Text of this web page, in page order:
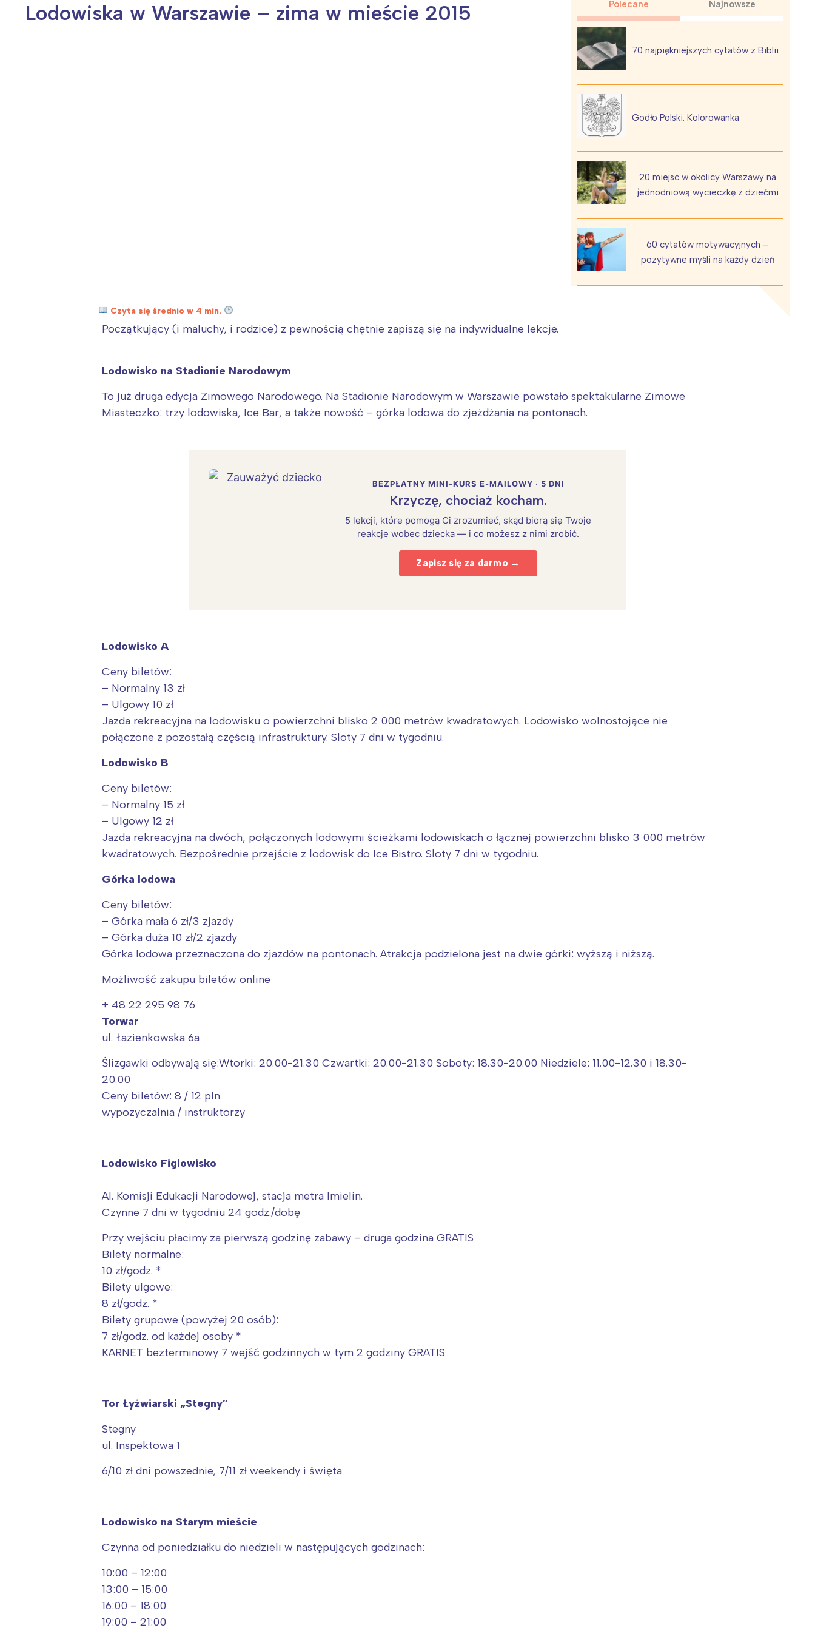
Lodowiska w Warszawie – zima w mieście 2015 Polecane Najnowsze
70 najpiękniejszych cytatów z Biblii
Godło Polski. Kolorowanka
20 miejsc w okolicy Warszawy na
jednodniową wycieczkę z dziećmi
60 cytatów motywacyjnych –
pozytywne myśli na każdy dzień
Czyta się średnio w 4 min.
Początkujący (i maluchy, i rodzice) z pewnością chętnie zapiszą się na indywidualne lekcje.
Lodowisko na Stadionie Narodowym
To już druga edycja Zimowego Narodowego. Na Stadionie Narodowym w Warszawie powstało spektakularne Zimowe
Miasteczko: trzy lodowiska, Ice Bar, a także nowość – górka lodowa do zjeżdżania na pontonach.
BEZPŁATNY MINI-KURS E-MAILOWY · 5 DNI
Krzyczę, chociaż kocham.
5 lekcji, które pomogą Ci zrozumieć, skąd biorą się Twoje
reakcje wobec dziecka — i co możesz z nimi zrobić.
Zapisz się za darmo →
Lodowisko A
Ceny biletów:
– Normalny 13 zł
– Ulgowy 10 zł
Jazda rekreacyjna na lodowisku o powierzchni blisko 2 000 metrów kwadratowych. Lodowisko wolnostojące nie
połączone z pozostałą częścią infrastruktury. Sloty 7 dni w tygodniu.
Lodowisko B
Ceny biletów:
– Normalny 15 zł
– Ulgowy 12 zł
Jazda rekreacyjna na dwóch, połączonych lodowymi ścieżkami lodowiskach o łącznej powierzchni blisko 3 000 metrów
kwadratowych. Bezpośrednie przejście z lodowisk do Ice Bistro. Sloty 7 dni w tygodniu.
Górka lodowa
Ceny biletów:
– Górka mała 6 zł/3 zjazdy
– Górka duża 10 zł/2 zjazdy
Górka lodowa przeznaczona do zjazdów na pontonach. Atrakcja podzielona jest na dwie górki: wyższą i niższą.
Możliwość zakupu biletów online
+ 48 22 295 98 76
Torwar
ul. Łazienkowska 6a
Ślizgawki odbywają się:Wtorki: 20.00-21.30 Czwartki: 20.00-21.30 Soboty: 18.30-20.00 Niedziele: 11.00-12.30 i 18.30-
20.00
Ceny biletów: 8 / 12 pln
wypozyczalnia / instruktorzy
Lodowisko Figlowisko
Al. Komisji Edukacji Narodowej, stacja metra Imielin.
Czynne 7 dni w tygodniu 24 godz./dobę
Przy wejściu płacimy za pierwszą godzinę zabawy – druga godzina GRATIS
Bilety normalne:
10 zł/godz. *
Bilety ulgowe:
8 zł/godz. *
Bilety grupowe (powyżej 20 osób):
7 zł/godz. od każdej osoby *
KARNET bezterminowy 7 wejść godzinnych w tym 2 godziny GRATIS
Tor Łyżwiarski „Stegny”
Stegny
ul. Inspektowa 1
6/10 zł dni powszednie, 7/11 zł weekendy i święta
Lodowisko na Starym mieście
Czynna od poniedziałku do niedzieli w następujących godzinach:
10:00 – 12:00
13:00 – 15:00
16:00 – 18:00
19:00 – 21:00
Łódź
Kraków